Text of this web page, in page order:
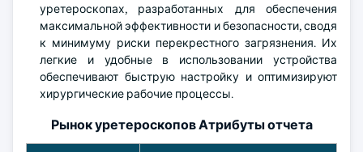
уретероскопах, разработанных для обеспечения
максимальной эффективности и безопасности, сводя
к минимуму риски перекрестного загрязнения. Их
легкие и удобные в использовании устройства
обеспечивают быструю настройку и оптимизируют
хирургические рабочие процессы.
Рынок уретероскопов Атрибуты отчета